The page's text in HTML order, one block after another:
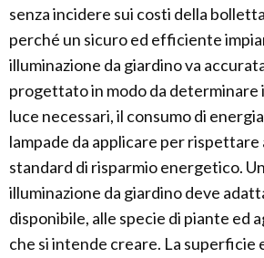
senza incidere sui costi della
perché un sicuro ed efficiente
illuminazione da giardino va
progettato in modo da determinare
luce necessari, il consumo di
lampade da applicare per rispettare
standard di risparmio energetico.
illuminazione da giardino deve
disponibile, alle specie di piante ed
che si intende creare. La superficie